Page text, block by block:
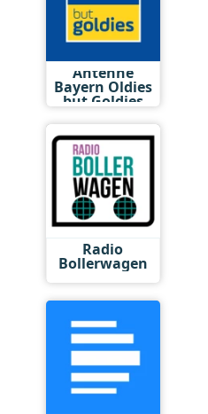
Antenne
Bayern Oldies
but Goldies
Radio
Bollerwagen